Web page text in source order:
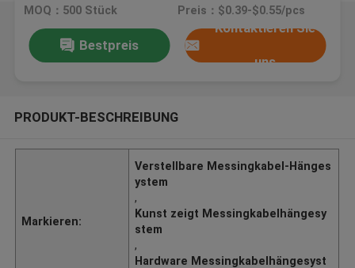
MOQ：500 Stück Preis：$0.39-$0.55/pcs
Bestpreis
Kontaktieren Sie
uns
PRODUKT-BESCHREIBUNG
Markieren:
Verstellbare Messingkabel-Hänges
ystem
,
Kunst zeigt Messingkabelhängesy
stem
,
Hardware Messingkabelhängesyst